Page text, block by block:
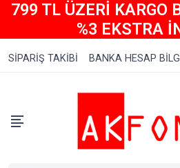
799 TL ÜZERİ KARGO
%3 EKSTRA
SİPARİŞ TAKİBİ BANKA HESAP